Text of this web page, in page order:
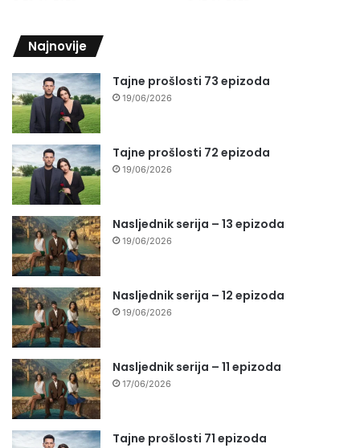
Najnovije
Tajne prošlosti 73 epizoda
19/06/2026
Tajne prošlosti 72 epizoda
19/06/2026
Nasljednik serija – 13 epizoda
19/06/2026
Nasljednik serija – 12 epizoda
19/06/2026
Nasljednik serija – 11 epizoda
17/06/2026
Tajne prošlosti 71 epizoda